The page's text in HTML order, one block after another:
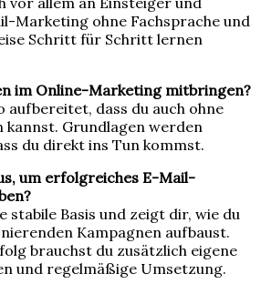
Marketing ohne Fachsprache und
Schritt für Schritt lernen
im Online-Marketing mitbringen?
aufbereitet, dass du auch ohne
Grundlagen werden
du direkt ins Tun kommst.
um erfolgreiches E-Mail-
stabile Basis und zeigt dir, wie du
Kampagnen aufbaust.
brauchst du zusätzlich eigene
und regelmäßige Umsetzung.